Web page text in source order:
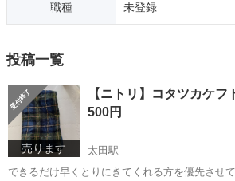
職種 未登録
投稿一覧
売ります
【ニトリ】コタツカケ
500円
太田駅
できるだけ早くとりにきてくれる方を優先させ